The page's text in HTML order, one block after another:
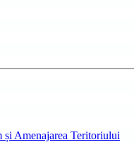
și Amenajarea Teritoriului